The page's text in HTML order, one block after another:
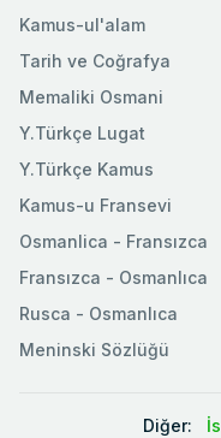
Kamus-ul'alam
Tarih ve Coğrafya
Memaliki Osmani
Y.Türkçe Lugat
Y.Türkçe Kamus
Kamus-u Fransevi
Osmanlica - Fransızca
Fransızca - Osmanlıca
Rusca - Osmanlıca
Meninski Sözlüğü
Diğer: